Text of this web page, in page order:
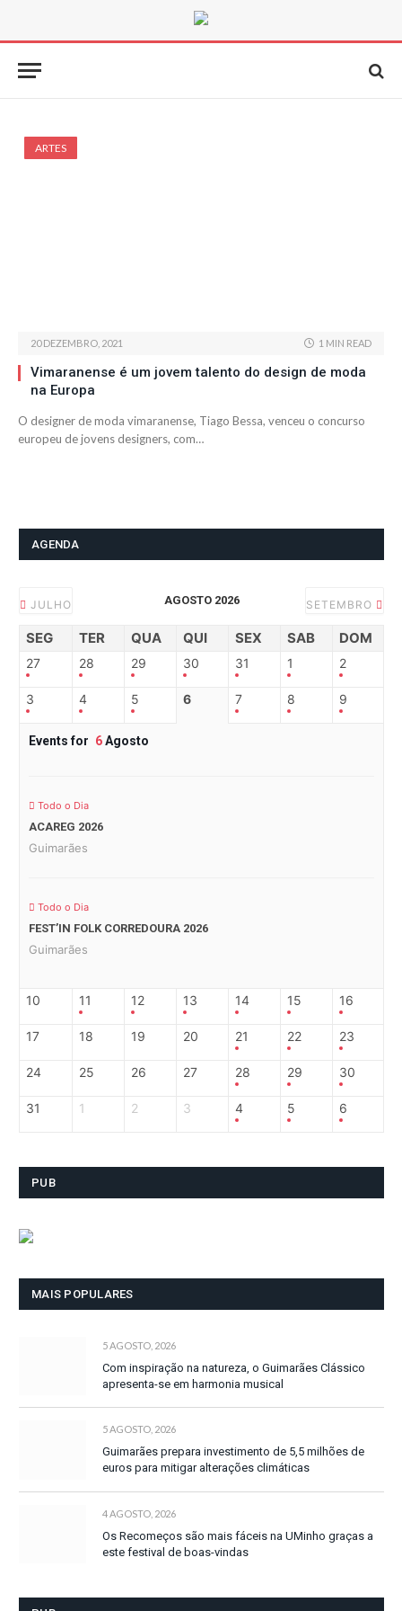
ARTES
20 DEZEMBRO, 2021 1 MIN READ
Vimaranense é um jovem talento do design de moda
na Europa
O designer de moda vimaranense, Tiago Bessa, venceu o concurso
europeu de jovens designers, com…
AGENDA
JULHO AGOSTO 2026 SETEMBRO
SEG TER QUA QUI SEX SAB DOM
27 28 29 30 31 1 2
3 4 5 6 7 8 9
Events for 6Agosto
Todo o Dia
ACAREG 2026
Guimarães
Todo o Dia
FEST’IN FOLK CORREDOURA 2026
Guimarães
10 11 12 13 14 15 16
17 18 19 20 21 22 23
24 25 26 27 28 29 30
31 1 2 3 4 5 6
PUB
MAIS POPULARES
5 AGOSTO, 2026
Com inspiração na natureza, o Guimarães Clássico
apresenta-se em harmonia musical
5 AGOSTO, 2026
Guimarães prepara investimento de 5,5 milhões de
euros para mitigar alterações climáticas
4 AGOSTO, 2026
Os Recomeços são mais fáceis na UMinho graças a
este festival de boas-vindas